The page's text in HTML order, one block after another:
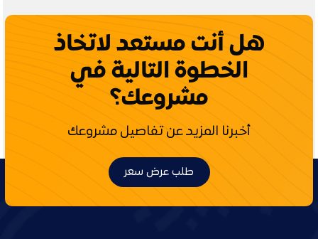
هل أنت مستعد لاتخاذ
الخطوة التالية في
مشروعك؟
أخبرنا المزيد عن تفاصيل مشروعك
طلب عرض سعر